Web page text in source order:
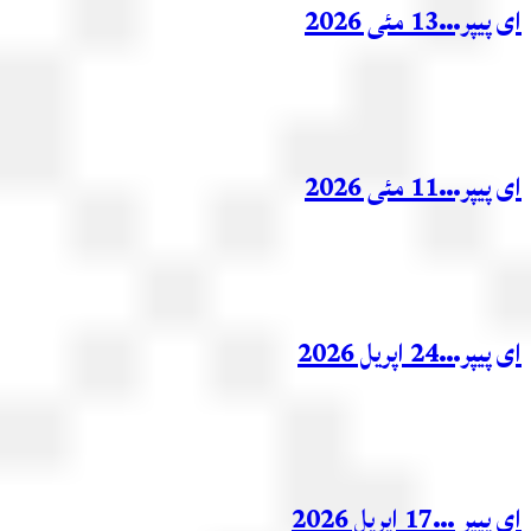
مئی 2026
مئی 2026
اپریل 2026
اپریل 2026